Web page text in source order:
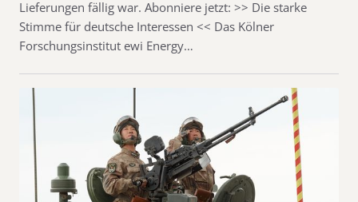
Lieferungen fällig war. Abonniere jetzt: >> Die starke
Stimme für deutsche Interessen << Das Kölner
Forschungsinstitut ewi Energy…